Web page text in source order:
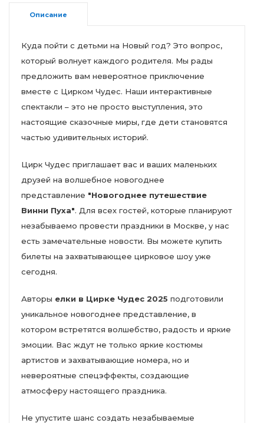
Описание
Куда пойти с детьми на Новый год? Это вопрос,
который волнует каждого родителя. Мы рады
предложить вам невероятное приключение
вместе с Цирком Чудес. Наши интерактивные
спектакли – это не просто выступления, это
настоящие сказочные миры, где дети становятся
частью удивительных историй.
Цирк Чудес приглашает вас и ваших маленьких
друзей на волшебное новогоднее
представление "Новогоднее путешествие
Винни Пуха". Для всех гостей, которые планируют
незабываемо провести праздники в Москве, у нас
есть замечательные новости. Вы можете купить
билеты на захватывающее цирковое шоу уже
сегодня.
Авторы елки в Цирке Чудес 2025 подготовили
уникальное новогоднее представление, в
котором встретятся волшебство, радость и яркие
эмоции. Вас ждут не только яркие костюмы
артистов и захватывающие номера, но и
невероятные спецэффекты, создающие
атмосферу настоящего праздника.
Не упустите шанс создать незабываемые